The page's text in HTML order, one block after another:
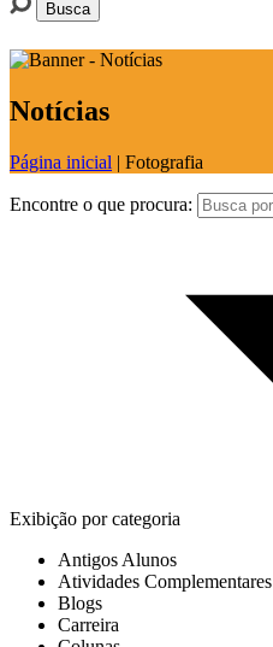
Notícias
Página inicial | Fotografia
Encontre o que procura:
Exibição por categoria
Antigos Alunos
Atividades Complementares
Blogs
Carreira